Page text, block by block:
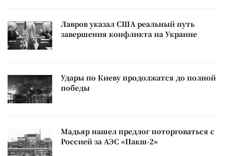
Лавров указал США реальный путь
завершения конфликта на Украине
Удары по Киеву продолжатся до полной
победы
Мадьяр нашел предлог поторговаться с
Россией за АЭС «Пакш-2»